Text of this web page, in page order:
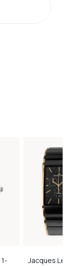
1-
Jacques